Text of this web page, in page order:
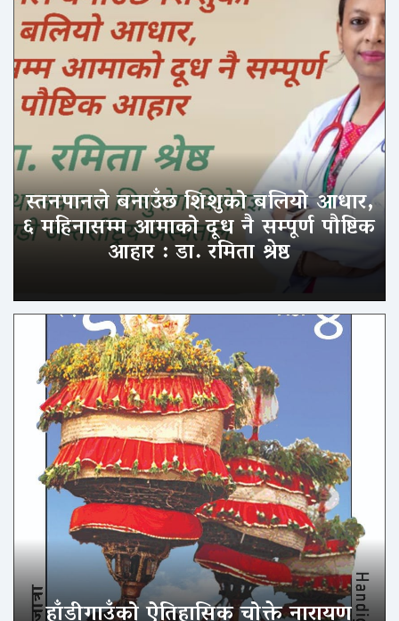
स्तनपानले बनाउँछ शिशुको बलियो आधार,
६ महिनासम्म आमाको दूध नै सम्पूर्ण पौष्टिक
आहार : डा. रमिता श्रेष्ठ